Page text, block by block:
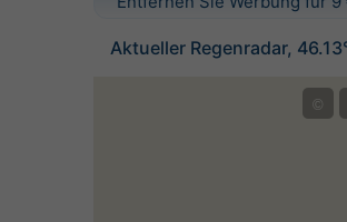
Aktueller Regenradar,
©